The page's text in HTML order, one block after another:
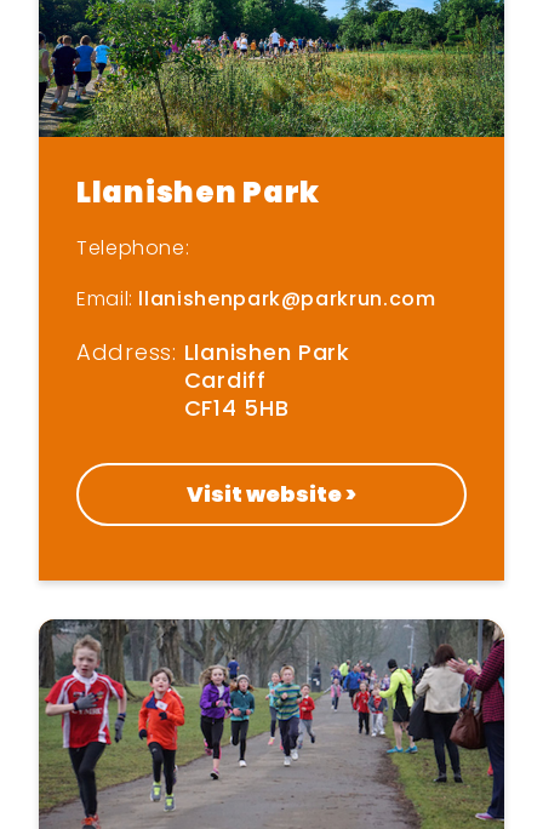
Llanishen Park
Telephone:
Email: llanishenpark@parkrun.com
Address: Llanishen Park
Cardiff
CF14 5HB
Visit website >